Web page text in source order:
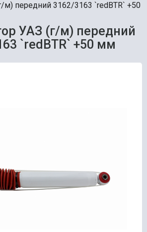
м) передний 3162/3163 `redBTR` +50
УАЗ (г/м) передний
`redBTR` +50 мм